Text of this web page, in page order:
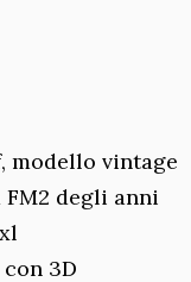
modello vintage
degli anni
3D